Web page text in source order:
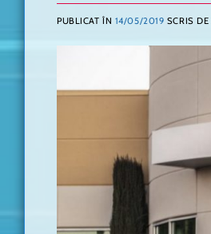
PUBLICAT ÎN 14/05/2019 SCRIS DE